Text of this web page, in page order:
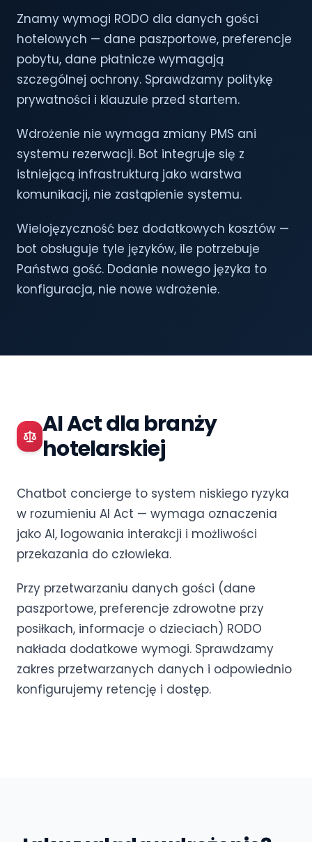
Znamy wymogi RODO dla danych gości
hotelowych — dane paszportowe, preferencje
pobytu, dane płatnicze wymagają
szczególnej ochrony. Sprawdzamy politykę
prywatności i klauzule przed startem.
Wdrożenie nie wymaga zmiany PMS ani
systemu rezerwacji. Bot integruje się z
istniejącą infrastrukturą jako warstwa
komunikacji, nie zastąpienie systemu.
Wielojęzyczność bez dodatkowych kosztów —
bot obsługuje tyle języków, ile potrzebuje
Państwa gość. Dodanie nowego języka to
konfiguracja, nie nowe wdrożenie.
AI Act dla branży
hotelarskiej
Chatbot concierge to system niskiego ryzyka
w rozumieniu AI Act — wymaga oznaczenia
jako AI, logowania interakcji i możliwości
przekazania do człowieka.
Przy przetwarzaniu danych gości (dane
paszportowe, preferencje zdrowotne przy
posiłkach, informacje o dzieciach) RODO
nakłada dodatkowe wymogi. Sprawdzamy
zakres przetwarzanych danych i odpowiednio
konfigurujemy retencję i dostęp.